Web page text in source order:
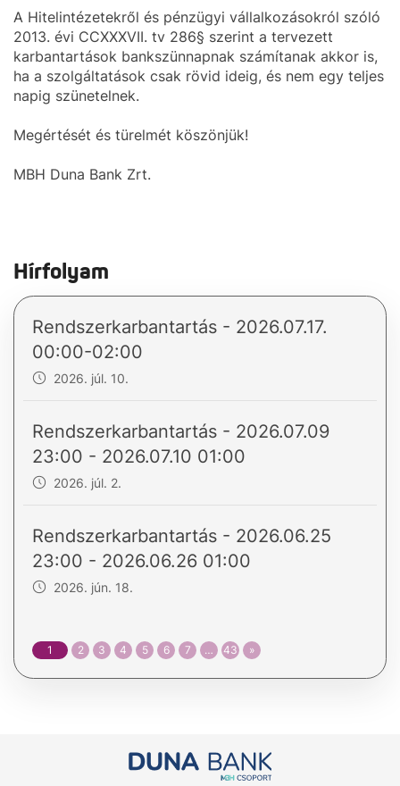
A Hitelintézetekről és pénzügyi vállalkozásokról szóló
2013. évi CCXXXVII. tv 286§ szerint a tervezett
karbantartások bankszünnapnak számítanak akkor is,
ha a szolgáltatások csak rövid ideig, és nem egy teljes
napig szünetelnek.
Megértését és türelmét köszönjük!
MBH Duna Bank Zrt.
Hírfolyam
Rendszerkarbantartás - 2026.07.17.
00:00-02:00
2026. júl. 10.
Rendszerkarbantartás - 2026.07.09
23:00 - 2026.07.10 01:00
2026. júl. 2.
Rendszerkarbantartás - 2026.06.25
23:00 - 2026.06.26 01:00
2026. jún. 18.
1 2 3 4 5 6 7 … 43 »